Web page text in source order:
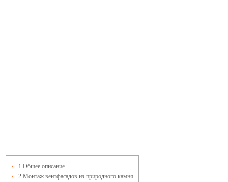
1 Общее описание
2 Монтаж вентфасадов из природного камня